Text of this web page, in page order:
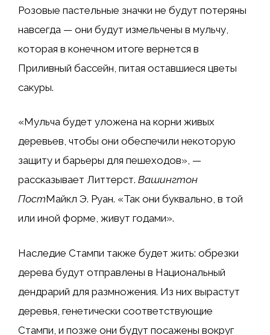
Розовые пастельные значки не будут потеряны
навсегда — они будут измельчены в мульчу,
которая в конечном итоге вернется в
Приливный бассейн, питая оставшиеся цветы
сакуры.
«Мульча будет уложена на корни живых
деревьев, чтобы они обеспечили некоторую
защиту и барьеры для пешеходов», —
рассказывает Литтерст. Вашингтон
ПостМайкл Э. Руан. «Так они буквально, в той
или иной форме, живут годами».
Наследие Стампи также будет жить: обрезки
дерева будут отправлены в Национальный
дендрарий для размножения. Из них вырастут
деревья, генетически соответствующие
Стампи, и позже они будут посажены вокруг